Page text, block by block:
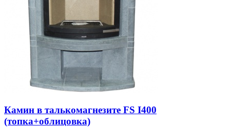
Камин в талькомагнезите FS I400
(топка+облицовка)